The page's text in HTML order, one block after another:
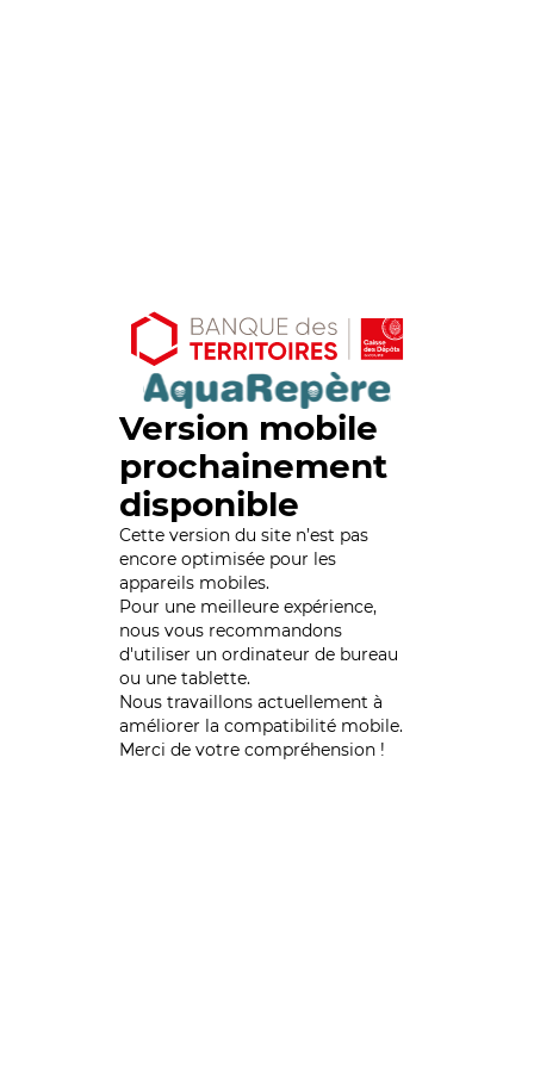
Version mobile
prochainement
disponible
Cette version du site n’est pas
encore optimisée pour les
appareils mobiles.
Pour une meilleure expérience,
nous vous recommandons
d'utiliser un ordinateur de bureau
ou une tablette.
Nous travaillons actuellement à
améliorer la compatibilité mobile.
Merci de votre compréhension !